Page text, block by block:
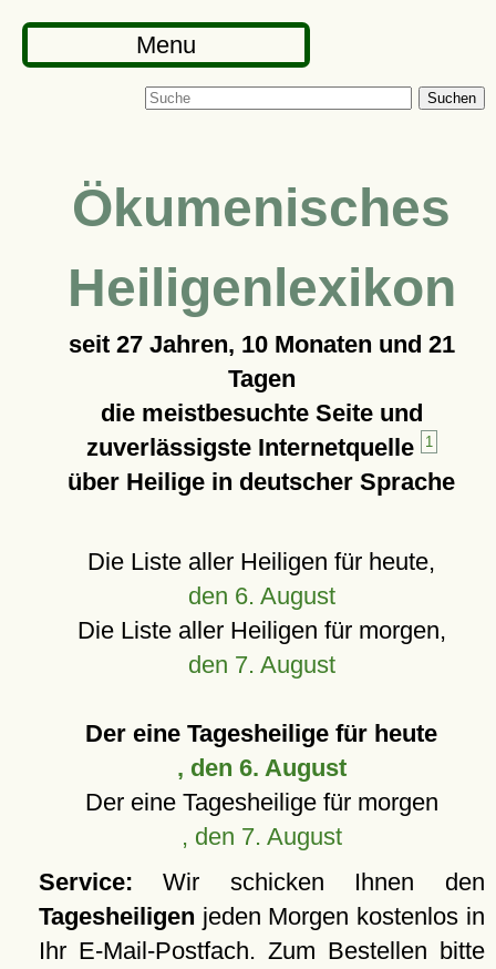
Menu
Suchen
Ökumenisches
Heiligenlexikon
seit 27 Jahren, 10 Monaten und 21
Tagen
die meistbesuchte Seite und
zuverlässigste Internetquelle
1
über Heilige in deutscher Sprache
Die Liste aller Heiligen für heute,
den 6. August
Die Liste aller Heiligen für morgen,
den 7. August
Der eine Tagesheilige für heute
, den 6. August
Der eine Tagesheilige für morgen
, den 7. August
Service: Wir schicken Ihnen den
Tagesheiligen jeden Morgen kostenlos in
Ihr E-Mail-Postfach. Zum Bestellen bitte